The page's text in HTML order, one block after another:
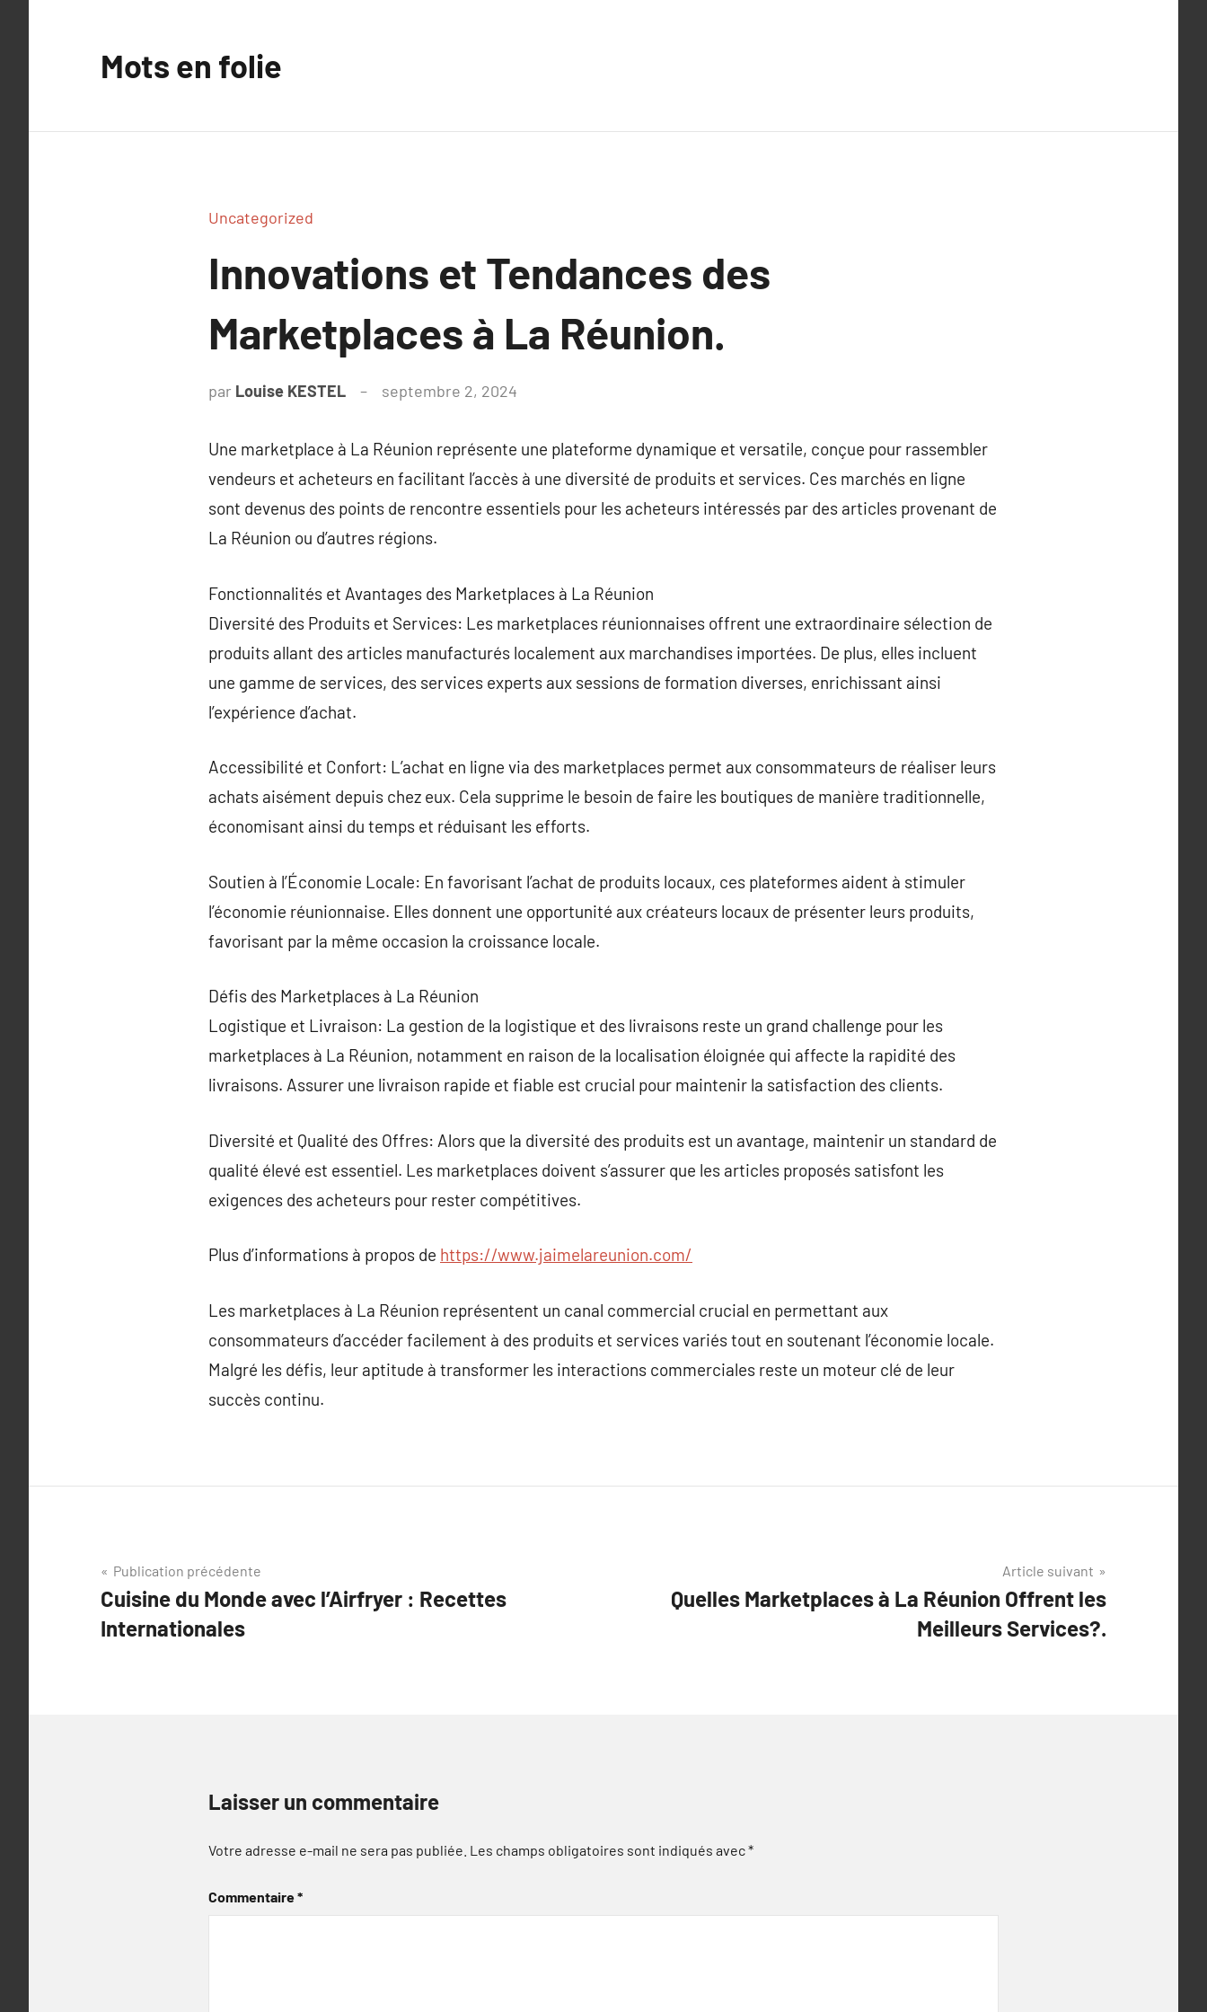
Mots en folie
Uncategorized
Innovations et Tendances des
Marketplaces à La Réunion.
par Louise KESTEL septembre 2, 2024
Une marketplace à La Réunion représente une plateforme dynamique et versatile, conçue pour rassembler
vendeurs et acheteurs en facilitant l’accès à une diversité de produits et services. Ces marchés en ligne
sont devenus des points de rencontre essentiels pour les acheteurs intéressés par des articles provenant de
La Réunion ou d’autres régions.
Fonctionnalités et Avantages des Marketplaces à La Réunion
Diversité des Produits et Services: Les marketplaces réunionnaises offrent une extraordinaire sélection de
produits allant des articles manufacturés localement aux marchandises importées. De plus, elles incluent
une gamme de services, des services experts aux sessions de formation diverses, enrichissant ainsi
l’expérience d’achat.
Accessibilité et Confort: L’achat en ligne via des marketplaces permet aux consommateurs de réaliser leurs
achats aisément depuis chez eux. Cela supprime le besoin de faire les boutiques de manière traditionnelle,
économisant ainsi du temps et réduisant les efforts.
Soutien à l’Économie Locale: En favorisant l’achat de produits locaux, ces plateformes aident à stimuler
l’économie réunionnaise. Elles donnent une opportunité aux créateurs locaux de présenter leurs produits,
favorisant par la même occasion la croissance locale.
Défis des Marketplaces à La Réunion
Logistique et Livraison: La gestion de la logistique et des livraisons reste un grand challenge pour les
marketplaces à La Réunion, notamment en raison de la localisation éloignée qui affecte la rapidité des
livraisons. Assurer une livraison rapide et fiable est crucial pour maintenir la satisfaction des clients.
Diversité et Qualité des Offres: Alors que la diversité des produits est un avantage, maintenir un standard de
qualité élevé est essentiel. Les marketplaces doivent s’assurer que les articles proposés satisfont les
exigences des acheteurs pour rester compétitives.
Plus d’informations à propos de https://www.jaimelareunion.com/
Les marketplaces à La Réunion représentent un canal commercial crucial en permettant aux
consommateurs d’accéder facilement à des produits et services variés tout en soutenant l’économie locale.
Malgré les défis, leur aptitude à transformer les interactions commerciales reste un moteur clé de leur
succès continu.
Navigation
de
l’article
Publication précédente
Cuisine du Monde avec l’Airfryer : Recettes
Internationales
Article suivant
Quelles Marketplaces à La Réunion Offrent les
Meilleurs Services?.
Laisser un commentaire
Votre adresse e-mail ne sera pas publiée. Les champs obligatoires sont indiqués avec*
Commentaire*